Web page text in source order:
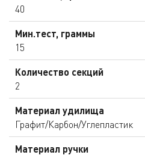
40
Мин.тест, граммы
15
Количество секций
2
Материал удилища
Графит/Карбон/Углепластик
Материал ручки